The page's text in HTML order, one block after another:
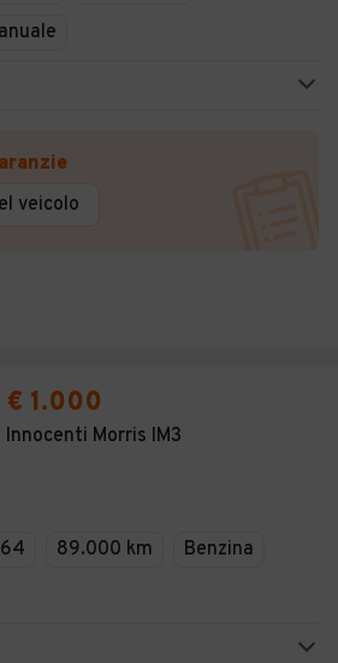
veicolo
€ 1.000
Innocenti Morris IM3
89.000 km
Benzina